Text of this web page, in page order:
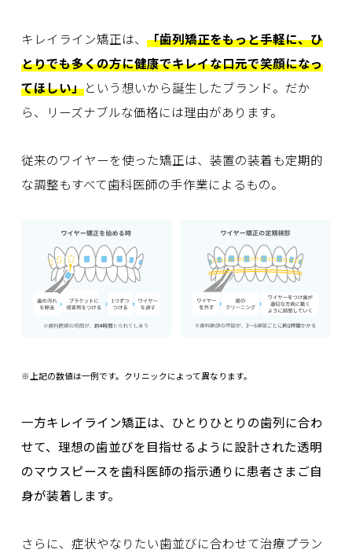
キレイライン矯正は、「歯列矯正をもっと手軽に、ひ
とりでも多くの方に健康でキレイな口元で笑顔になっ
てほしい」という想いから誕生したブランド。だか
ら、リーズナブルな価格には理由があります。
従来のワイヤーを使った矯正は、装置の装着も定期的
な調整もすべて歯科医師の手作業によるもの。
※上記の数値は一例です。クリニックによって異なります。
一方キレイライン矯正は、ひとりひとりの歯列に合わ
せて、 理想の歯並びを目指せるように設計された透明
のマウスピースを歯科医師の指示通りに患者さまご自
身が装着します。
さらに、症状やなりたい歯並びに合わせて治療プラン